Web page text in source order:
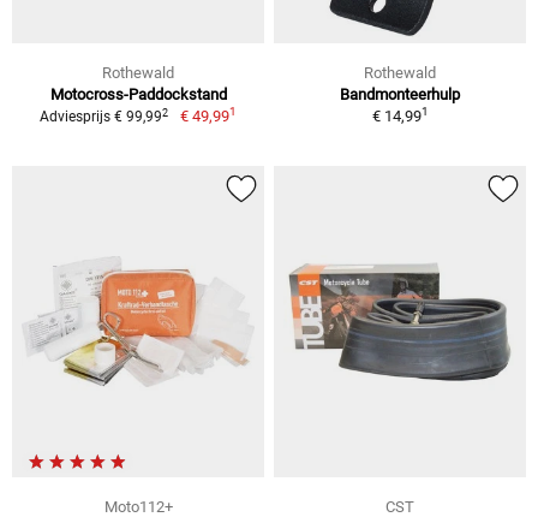
Rothewald
Motocross-Paddockstand
Adviesprijs € 99,992 € 49,991
Rothewald
Bandmonteerhulp
€ 14,991
Moto112+
CST